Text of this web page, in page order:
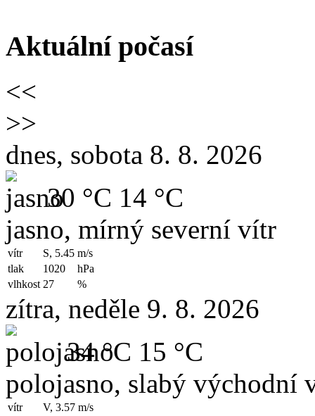
Aktuální počasí
<<
>>
dnes, sobota 8. 8. 2026
30 °C 14 °C
jasno, mírný severní vítr
vítr S, 5.45 m/s
tlak
1020
hPa
vlhkost 27 %
zítra, neděle 9. 8. 2026
34 °C 15 °C
polojasno, slabý východní
vítr V, 3.57 m/s